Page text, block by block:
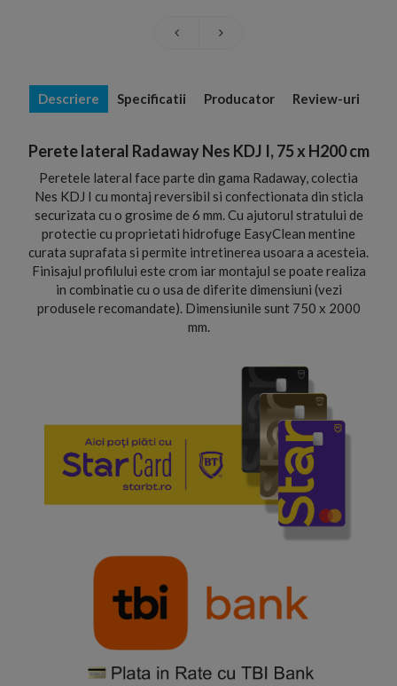
Descriere Specificatii Producator Review-uri
Perete lateral Radaway Nes KDJ I, 75 x H200 cm
Peretele lateral face parte din gama Radaway, colectia
Nes KDJ I cu montaj reversibil si confectionata din sticla
securizata cu o grosime de 6 mm. Cu ajutorul stratului de
protectie cu proprietati hidrofuge EasyClean mentine
curata suprafata si permite intretinerea usoara a acesteia.
Finisajul profilului este crom iar montajul se poate realiza
in combinatie cu o usa de diferite dimensiuni (vezi
produsele recomandate). Dimensiunile sunt 750 x 2000
mm.